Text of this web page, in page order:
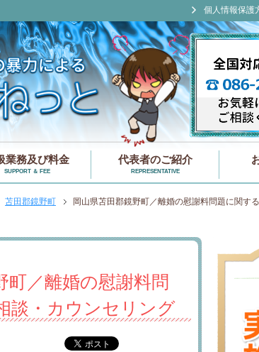
業務及び料金
SUPPORT ＆ FEE
代表者のご紹介
REPRESENTATIVE
苫田郡鏡野町 岡山県苫田郡鏡野町／離婚の慰謝料問題に関す
町／離婚の慰謝料問
談・カウンセリング
個人情報保護